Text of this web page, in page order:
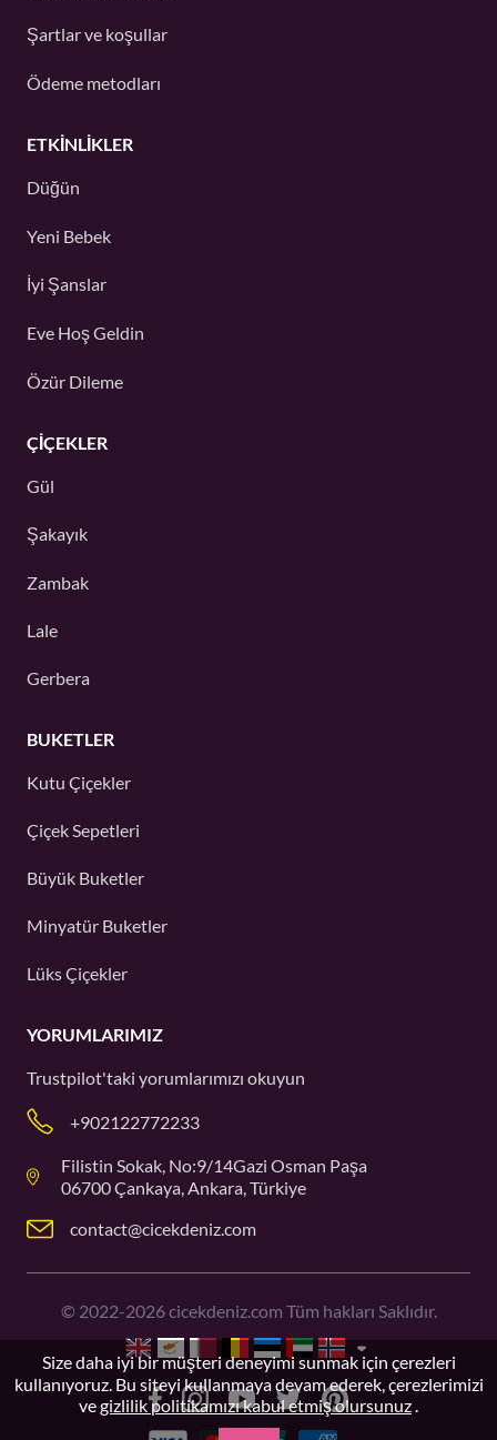
Şartlar ve koşullar
Ödeme metodları
ETKINLIKLER
Düğün
Yeni Bebek
İyi Şanslar
Eve Hoş Geldin
Özür Dileme
ÇIÇEKLER
Gül
Şakayık
Zambak
Lale
Gerbera
BUKETLER
Kutu Çiçekler
Çiçek Sepetleri
Büyük Buketler
Minyatür Buketler
Lüks Çiçekler
YORUMLARIMIZ
Trustpilot'taki yorumlarımızı okuyun
+902122772233
Filistin Sokak, No:9/14Gazi Osman Paşa
06700 Çankaya, Ankara, Türkiye
contact@cicekdeniz.com
© 2022-2026cicekdeniz.com Tüm hakları Saklıdır.
Size daha iyi bir müşteri deneyimi sunmak için çerezleri
kullanıyoruz. Bu siteyi kullanmaya devam ederek, çerezlerimizi
vegizlilik politikamızı kabul etmiş olursunuz.